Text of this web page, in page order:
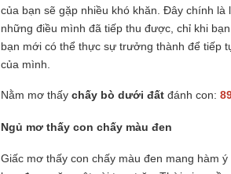
của bạn sẽ gặp nhiều khó khăn. Đây chính là
những điều mình đã tiếp thu được, chỉ khi
bạn mới có thể thực sự trưởng thành để tiếp
của mình.
Nằm mơ thấy chấy bò dưới đất đánh con:
Ngủ mơ thấy con chấy màu đen
Giấc mơ thấy con chấy màu đen mang hàm